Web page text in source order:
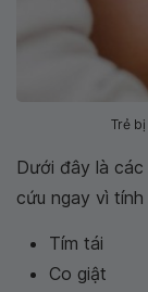
Trẻ
Dưới đây là các
cứu ngay vì
Tím tái
Co giật